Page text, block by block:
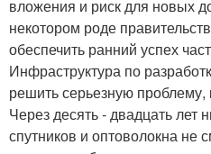
вложения и риск для новых
некотором роде
обеспечить ранний успех
Инфраструктура по
решить серьезную
Через десять - двадцать лет
спутников и оптоволокна не